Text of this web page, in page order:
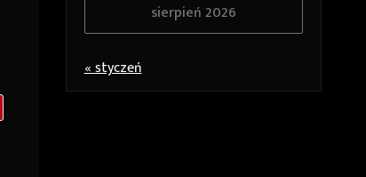
sierpień 2026
« styczeń